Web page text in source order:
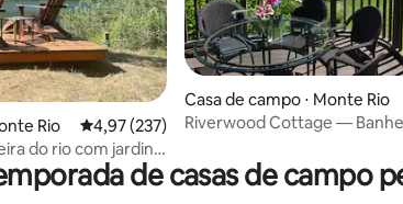
468 avaliações
Rio 4,97 de uma avaliação média de 5, 237
4,97 (237)
do rio com jardins
de
Casa de campo ⋅ Monte Rio
Riverwood Cottage —
de casas de campo